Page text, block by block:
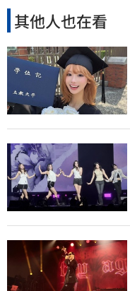
其他人也在看